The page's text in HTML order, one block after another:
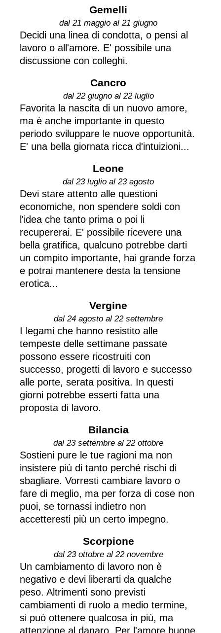
Gemelli
dal 21 maggio al 21 giugno
Decidi una linea di condotta, o pensi al
lavoro o all'amore. E' possibile una
discussione con colleghi.
Cancro
dal 22 giugno al 22 luglio
Favorita la nascita di un nuovo amore,
ma è anche importante in questo
periodo sviluppare le nuove opportunità.
E' una bella giornata ricca d'intuizioni...
Leone
dal 23 luglio al 23 agosto
Devi stare attento alle questioni
economiche, non spendere soldi con
l'idea che tanto prima o poi li
recupererai. E' possibile ricevere una
bella gratifica, qualcuno potrebbe darti
un compito importante, hai grande forza
e potrai mantenere desta la tensione
erotica...
Vergine
dal 24 agosto al 22 settembre
I legami che hanno resistito alle
tempeste delle settimane passate
possono essere ricostruiti con
successo, progetti di lavoro e successo
alle porte, serata positiva. In questi
giorni potrebbe esserti fatta una
proposta di lavoro.
Bilancia
dal 23 settembre al 22 ottobre
Sostieni pure le tue ragioni ma non
insistere più di tanto perché rischi di
sbagliare. Vorresti cambiare lavoro o
fare di meglio, ma per forza di cose non
puoi, se tornassi indietro non
accetteresti più un certo impegno.
Scorpione
dal 23 ottobre al 22 novembre
Un cambiamento di lavoro non è
negativo e devi liberarti da qualche
peso. Altrimenti sono previsti
cambiamenti di ruolo a medio termine,
si può ottenere qualcosa in più, ma
attenzione al danaro. Per l'amore buone